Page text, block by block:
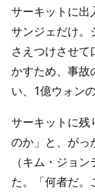
サーキットに出
サンジェだけ。
さえつけさせて
かすため、事故
い、1億ウォン
サーキットに残
のか」と、がっ
（キム・ジョ
た。「何者だ。